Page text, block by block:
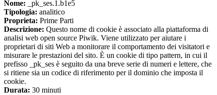
Nome: _pk_ses.1.b1e5
Tipologia: analitico
Proprieta: Prime Parti
Descrizione: Questo nome di cookie è associato alla piattaforma di
analisi web open source Piwik. Viene utilizzato per aiutare i
proprietari di siti Web a monitorare il comportamento dei visitatori e
misurare le prestazioni del sito. È un cookie di tipo pattern, in cui il
prefisso _pk_ses è seguito da una breve serie di numeri e lettere, che
si ritiene sia un codice di riferimento per il dominio che imposta il
cookie.
Durata: 30 minuti